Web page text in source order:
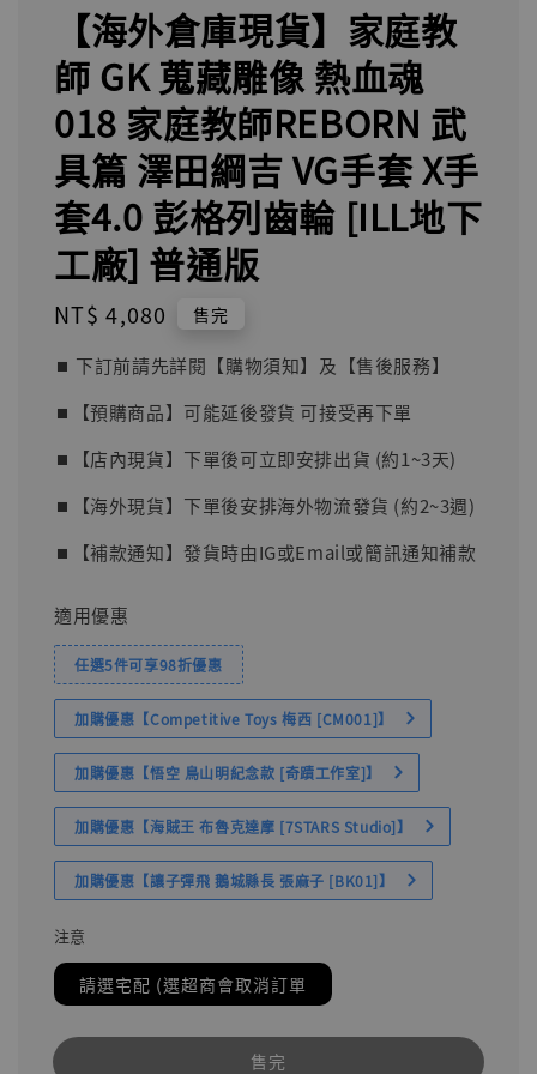
【海外倉庫現貨】家庭教
師 GK 蒐藏雕像 熱血魂
018 家庭教師REBORN 武
具篇 澤田綱吉 VG手套 X手
套4.0 彭格列齒輪 [ILL地下
工廠] 普通版
Regular
NT$ 4,080 售完
⏹︎ 下訂前請先詳閱【購物須知】及【售後服務】
⏹︎【預購商品】可能延後發貨 可接受再下單
⏹︎【店內現貨】下單後可立即安排出貨 (約1~3天)
⏹︎【海外現貨】下單後安排海外物流發貨 (約2~3週)
⏹︎【補款通知】發貨時由IG或Email或簡訊通知補款
適用優惠
任選5件可享98折優惠
加購優惠【Competitive Toys 梅西 [CM001]】
加購優惠【悟空 鳥山明紀念款 [奇蹟工作室]】
加購優惠【海賊王 布魯克達摩 [7STARS Studio]】
加購優惠【讓子彈飛 鵝城縣長 張麻子 [BK01]】
注意
請選宅配 (選超商會取消訂單
售完